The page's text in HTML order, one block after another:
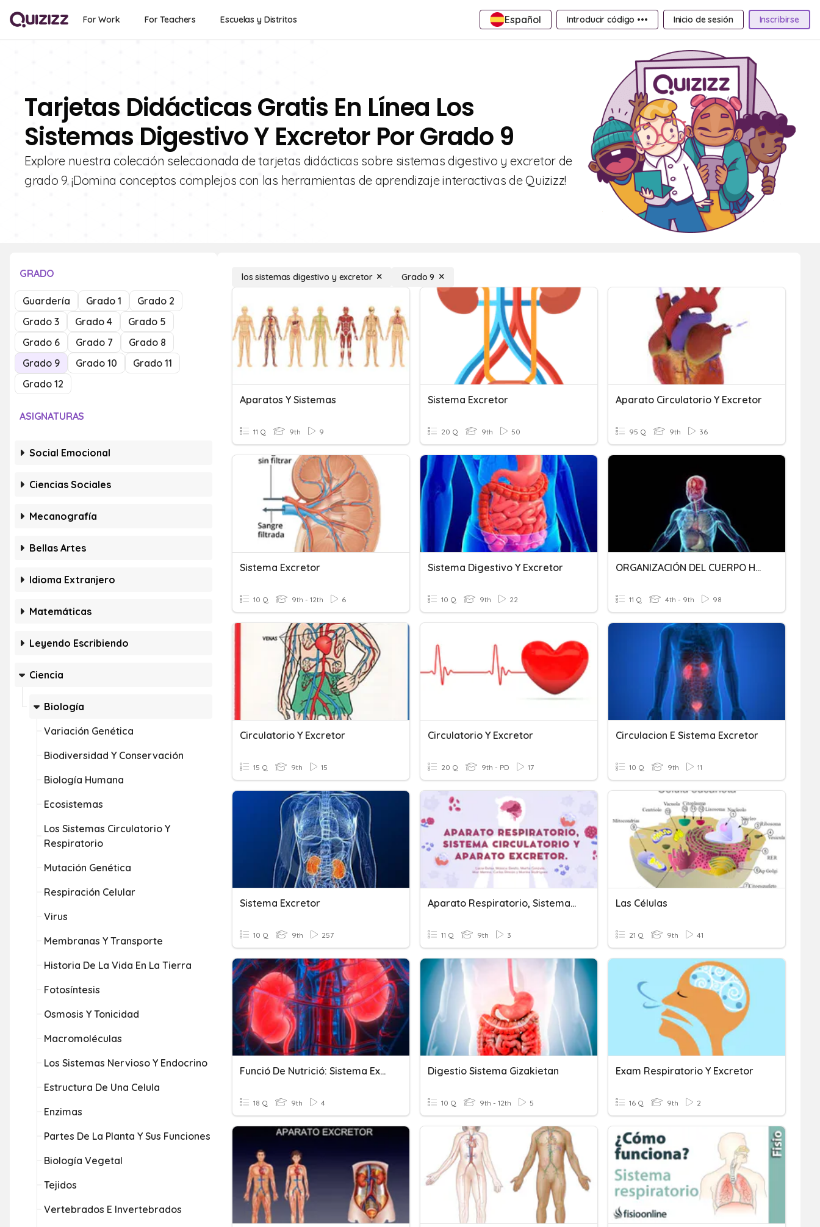
For Work For Teachers Escuelas y Distritos Español Introducir código ••• Inicio de sesión Inscribirse
Tarjetas Didácticas Gratis En Línea Los
Sistemas Digestivo Y Excretor Por Grado 9
Explore nuestra colección seleccionada de tarjetas didácticas sobre sistemas digestivo y excretor de
grado 9. ¡Domina conceptos complejos con las herramientas de aprendizaje interactivas de Quizizz!
GRADO
Guardería Grado 1
Grado 2
Grado 3
Grado 4
Grado 5
Grado 6
Grado 7
Grado 8
Grado 9
Grado 10
Grado 11
Grado 12
ASIGNATURAS
Social Emocional
Ciencias Sociales
Mecanografía
Bellas Artes
Idioma Extranjero
Matemáticas
Leyendo Escribiendo
Ciencia
Biología
Variación Genética
Biodiversidad Y Conservación
Biología Humana
Ecosistemas
Los Sistemas Circulatorio Y
Respiratorio
Mutación Genética
Respiración Celular
Virus
Membranas Y Transporte
Historia De La Vida En La Tierra
Fotosíntesis
Osmosis Y Tonicidad
Macromoléculas
Los Sistemas Nervioso Y Endocrino
Estructura De Una Celula
Enzimas
Partes De La Planta Y Sus Funciones
Biología Vegetal
Tejidos
Vertebrados E Invertebrados
los sistemas digestivo y excretor Grado 9
Aparatos Y Sistemas
11 Q 9th 9
Sistema Excretor
20 Q 9th 50
Aparato Circulatorio Y Excretor
95 Q 9th 36
Sistema Excretor
10 Q 9th - 12th 6
Sistema Digestivo Y Excretor
10 Q 9th 22
ORGANIZACIÓN DEL CUERPO HUMANO
11 Q 4th - 9th 98
Circulatorio Y Excretor
15 Q 9th 15
Circulatorio Y Excretor
20 Q 9th - PD 17
Circulacion E Sistema Excretor
10 Q 9th 11
Sistema Excretor
10 Q 9th 257
Aparato Respiratorio, Sistema Circulatorio Y Aparato Excretor.
11 Q 9th 3
Las Células
21 Q 9th 41
Funció De Nutrició: Sistema Excretor
18 Q 9th 4
Digestio Sistema Gizakietan
10 Q 9th - 12th 5
Exam Respiratorio Y Excretor
16 Q 9th 2